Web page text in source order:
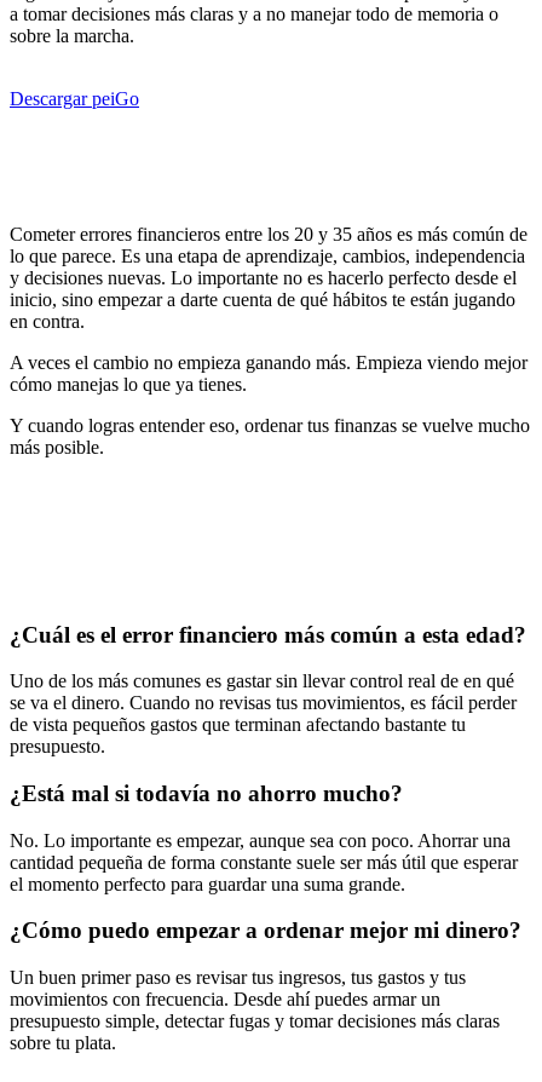
a tomar decisiones más claras y a no manejar todo de memoria o
sobre la marcha.
Descargar peiGo
Cometer errores financieros entre los 20 y 35 años es más común de
lo que parece. Es una etapa de aprendizaje, cambios, independencia
y decisiones nuevas. Lo importante no es hacerlo perfecto desde el
inicio, sino empezar a darte cuenta de qué hábitos te están jugando
en contra.
A veces el cambio no empieza ganando más. Empieza viendo mejor
cómo manejas lo que ya tienes.
Y cuando logras entender eso, ordenar tus finanzas se vuelve mucho
más posible.
¿Cuál es el error financiero más común a esta edad?
Uno de los más comunes es gastar sin llevar control real de en qué
se va el dinero. Cuando no revisas tus movimientos, es fácil perder
de vista pequeños gastos que terminan afectando bastante tu
presupuesto.
¿Está mal si todavía no ahorro mucho?
No. Lo importante es empezar, aunque sea con poco. Ahorrar una
cantidad pequeña de forma constante suele ser más útil que esperar
el momento perfecto para guardar una suma grande.
¿Cómo puedo empezar a ordenar mejor mi dinero?
Un buen primer paso es revisar tus ingresos, tus gastos y tus
movimientos con frecuencia. Desde ahí puedes armar un
presupuesto simple, detectar fugas y tomar decisiones más claras
sobre tu plata.